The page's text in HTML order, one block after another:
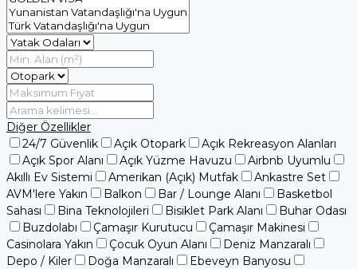
Diğer Özellikler
24/7 Güvenlik
Açık Otopark
Açık Rekreasyon Alanları
Açık Spor Alanı
Açık Yüzme Havuzu
Airbnb Uyumlu
Akıllı Ev Sistemi
Amerikan (Açık) Mutfak
Ankastre Set
AVM'lere Yakın
Balkon Bar / Lounge Alanı
Basketbol
Sahası
Bina Teknolojileri Bisiklet Park Alanı
Buhar Odası
Buzdolabı
Çamaşır Kurutucu
Çamaşır Makinesi
Casinolara Yakın
Çocuk Oyun Alanı
Deniz Manzaralı
Depo / Kiler
Doğa Manzaralı
Ebeveyn Banyosu